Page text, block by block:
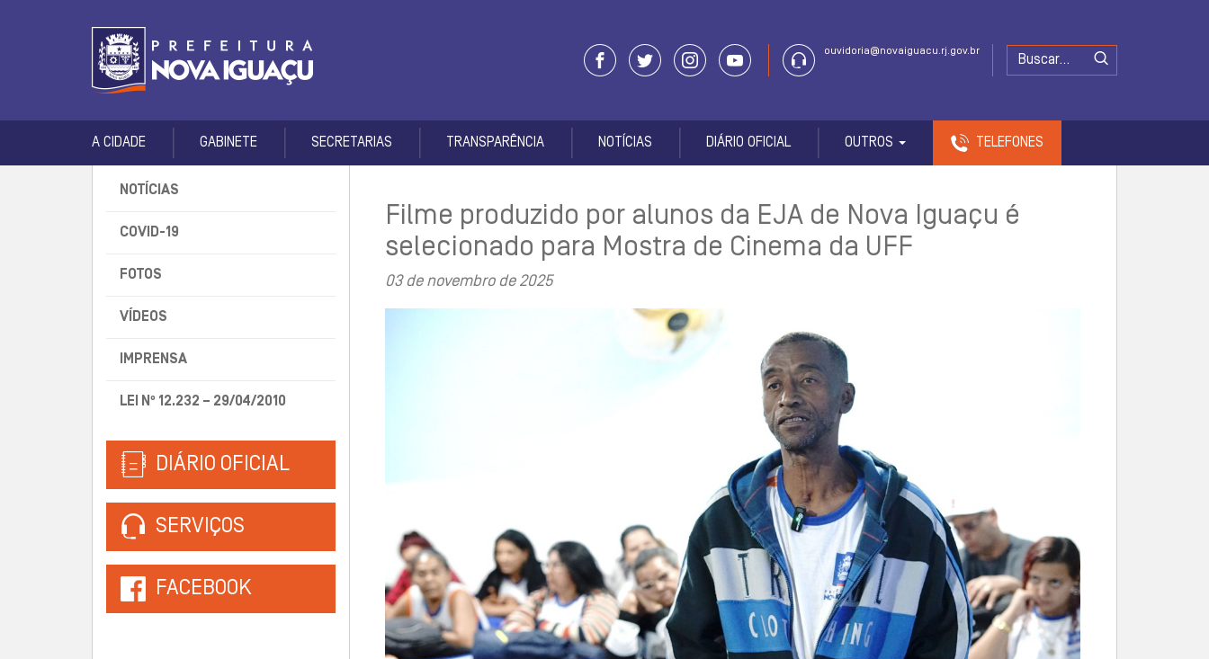
ouvidoria@novaiguacu.rj.gov.br
A CIDADE GABINETE SECRETARIAS TRANSPARÊNCIA NOTÍCIAS DIÁRIO OFICIAL OUTROS TELEFONES
NOTÍCIAS
COVID-19
FOTOS
VÍDEOS
IMPRENSA
LEI Nº 12.232 – 29/04/2010
DIÁRIO OFICIAL
SERVIÇOS
FACEBOOK
Filme produzido por alunos da EJA de Nova Iguaçu é
selecionado para Mostra de Cinema da UFF
03 de novembro de 2025